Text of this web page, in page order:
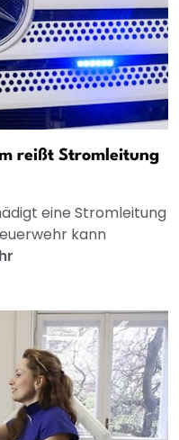
reißt Stromleitung
eine Stromleitung
kann